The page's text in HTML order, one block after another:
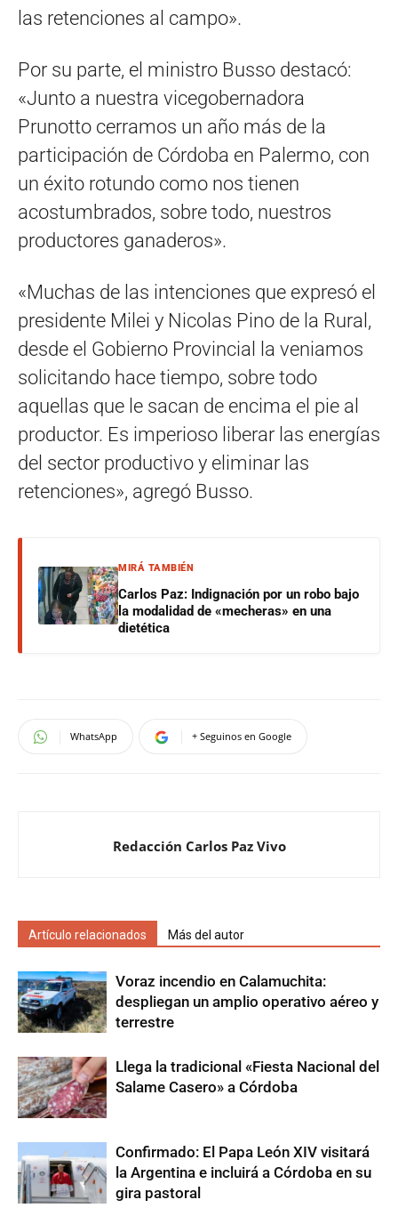
las retenciones al campo».
Por su parte, el ministro Busso destacó:
«Junto a nuestra vicegobernadora
Prunotto cerramos un año más de la
participación de Córdoba en Palermo, con
un éxito rotundo como nos tienen
acostumbrados, sobre todo, nuestros
productores ganaderos».
«Muchas de las intenciones que expresó el
presidente Milei y Nicolas Pino de la Rural,
desde el Gobierno Provincial la veniamos
solicitando hace tiempo, sobre todo
aquellas que le sacan de encima el pie al
productor. Es imperioso liberar las energías
del sector productivo y eliminar las
retenciones», agregó Busso.
MIRÁ TAMBIÉN
Carlos Paz: Indignación por un robo bajo
la modalidad de «mecheras» en una
dietética
WhatsApp + Seguinos en Google
Redacción Carlos Paz Vivo
Artículo relacionados Más del autor
Voraz incendio en Calamuchita:
despliegan un amplio operativo aéreo y
terrestre
Llega la tradicional «Fiesta Nacional del
Salame Casero» a Córdoba
Confirmado: El Papa León XIV visitará
la Argentina e incluirá a Córdoba en su
gira pastoral